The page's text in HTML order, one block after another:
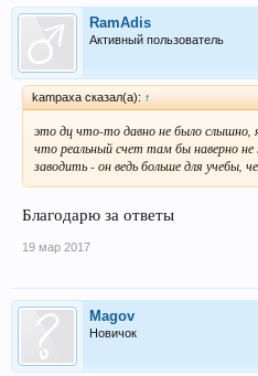
RamAdis
Активный пользователь
kampaxa сказал(а): ↑
это дц что-то давно не было слышно,
что реальный счет там бы наверно
заводить - он ведь больше для учебы,
Благодарю за ответы
19 мар 2017
Magov
Новичок